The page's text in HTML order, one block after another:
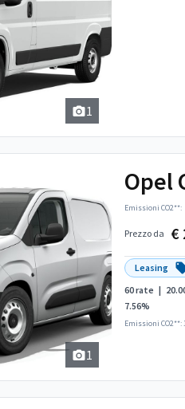
1
1
Opel
Emissioni CO2**:
Prezzo da €
Leasing
60 rate |
7.56%
Emissioni CO2**: